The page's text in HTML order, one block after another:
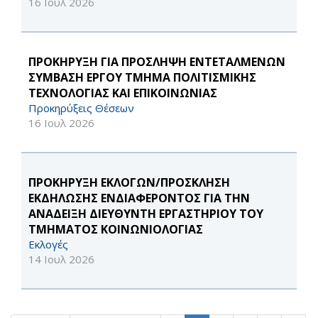
ΠΡΟΚΗΡΥΞΗ ΓΙΑ ΠΡΟΣΛΗΨΗ ΕΝΤΕΤΑΛΜΕΝΩΝ
ΣΥΜΒΑΣΗ ΕΡΓΟΥ ΤΜΗΜΑ ΠΟΛΙΤΙΣΜΙΚΗΣ
ΤΕΧΝΟΛΟΓΙΑΣ ΚΑΙ ΕΠΙΚΟΙΝΩΝΙΑΣ
Προκηρύξεις Θέσεων
16 Ιουλ 2026
ΠΡΟΚΗΡΥΞΗ ΕΚΛΟΓΩΝ/ΠΡΟΣΚΛΗΣΗ
ΕΚΔΗΛΩΣΗΣ ΕΝΔΙΑΦΕΡΟΝΤΟΣ ΓΙΑ ΤΗΝ
ΑΝΑΔΕΙΞΗ ΔΙΕΥΘΥΝΤΗ ΕΡΓΑΣΤΗΡΙΟΥ ΤΟΥ
ΤΜΗΜΑΤΟΣ ΚΟΙΝΩΝΙΟΛΟΓΙΑΣ
Εκλογές
14 Ιουλ 2026